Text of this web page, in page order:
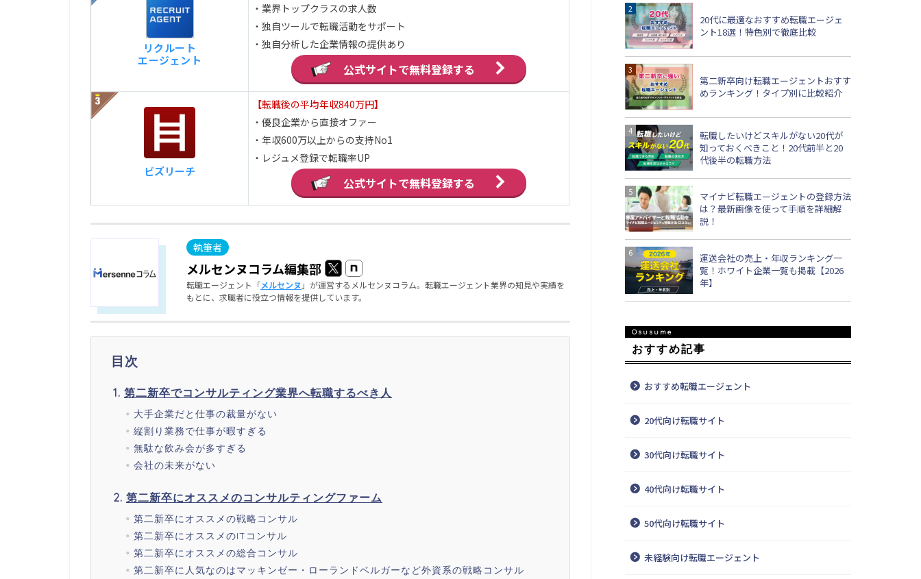
リクルート
エージェント
・業界トップクラスの求人数
・独自ツールで転職活動をサポート
・独自分析した企業情報の提供あり
公式サイトで無料登録する
ビズリーチ
【転職後の平均年収840万円】
・優良企業から直接オファー
・年収600万以上からの支持No1
・レジュメ登録で転職率UP
公式サイトで無料登録する
メルセンヌコラム編集部
転職エージェント「メルセンヌ 」が運営するメルセンヌコラム。転職エージェント業界の知見や実績を
もとに、求職者に役立つ情報を提供しています。
目次
第二新卒でコンサルティング業界へ転職するべき人
大手企業だと仕事の裁量がない
縦割り業務で仕事が暇すぎる
無駄な飲み会が多すぎる
会社の未来がない
第二新卒にオススメのコンサルティングファーム
第二新卒にオススメの戦略コンサル
第二新卒にオススメのITコンサル
第二新卒にオススメの総合コンサル
第二新卒に人気なのはマッキンゼー・ローランドベルガーなど外資系の戦略コンサル
20代に最適なおすすめ転職エージェ
ント18選！特色別で徹底比較
第二新卒向け転職エージェントおすす
めランキング！タイプ別に比較紹介
転職したいけどスキルがない20代が
知っておくべきこと！20代前半と20
代後半の転職方法
マイナビ転職エージェントの登録方法
は？最新画像を使って手順を詳細解
説！
運送会社の売上・年収ランキング一
覧！ホワイト企業一覧も掲載【2026
年】
おすすめ記事
おすすめ転職エージェント
20代向け転職サイト
30代向け転職サイト
40代向け転職サイト
50代向け転職サイト
未経験向け転職エージェント